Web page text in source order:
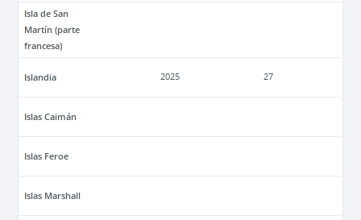
Isla de San
Martín (parte
francesa)
Islandia 2025 27
Islas Caimán
Islas Feroe
Islas Marshall